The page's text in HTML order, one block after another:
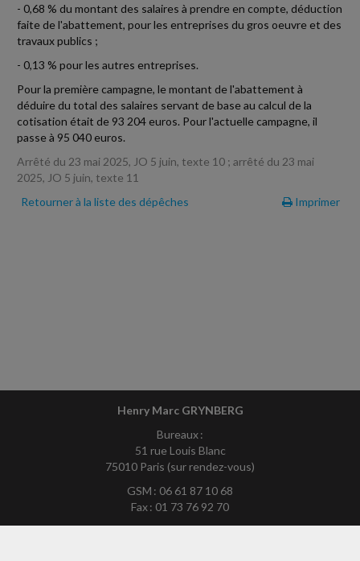
- 0,68 % du montant des salaires à prendre en compte, déduction
faite de l'abattement, pour les entreprises du gros oeuvre et des
travaux publics ;
- 0,13 % pour les autres entreprises.
Pour la première campagne, le montant de l'abattement à
déduire du total des salaires servant de base au calcul de la
cotisation était de 93 204 euros. Pour l'actuelle campagne, il
passe à 95 040 euros.
Arrêté du 23 mai 2025, JO 5 juin, texte 10 ; arrêté du 23 mai
2025, JO 5 juin, texte 11
Retourner à la liste des dépêches
Imprimer
Henry Marc GRYNBERG
Bureaux :
51 rue Louis Blanc
75010 Paris (sur rendez-vous)
GSM : 06 61 87 10 68
Fax : 01 73 76 92 70